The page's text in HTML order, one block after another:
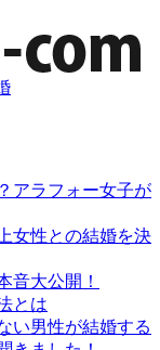
アラフォー女子が
女性との結婚を決
音大公開！
とは
い男性が結婚する